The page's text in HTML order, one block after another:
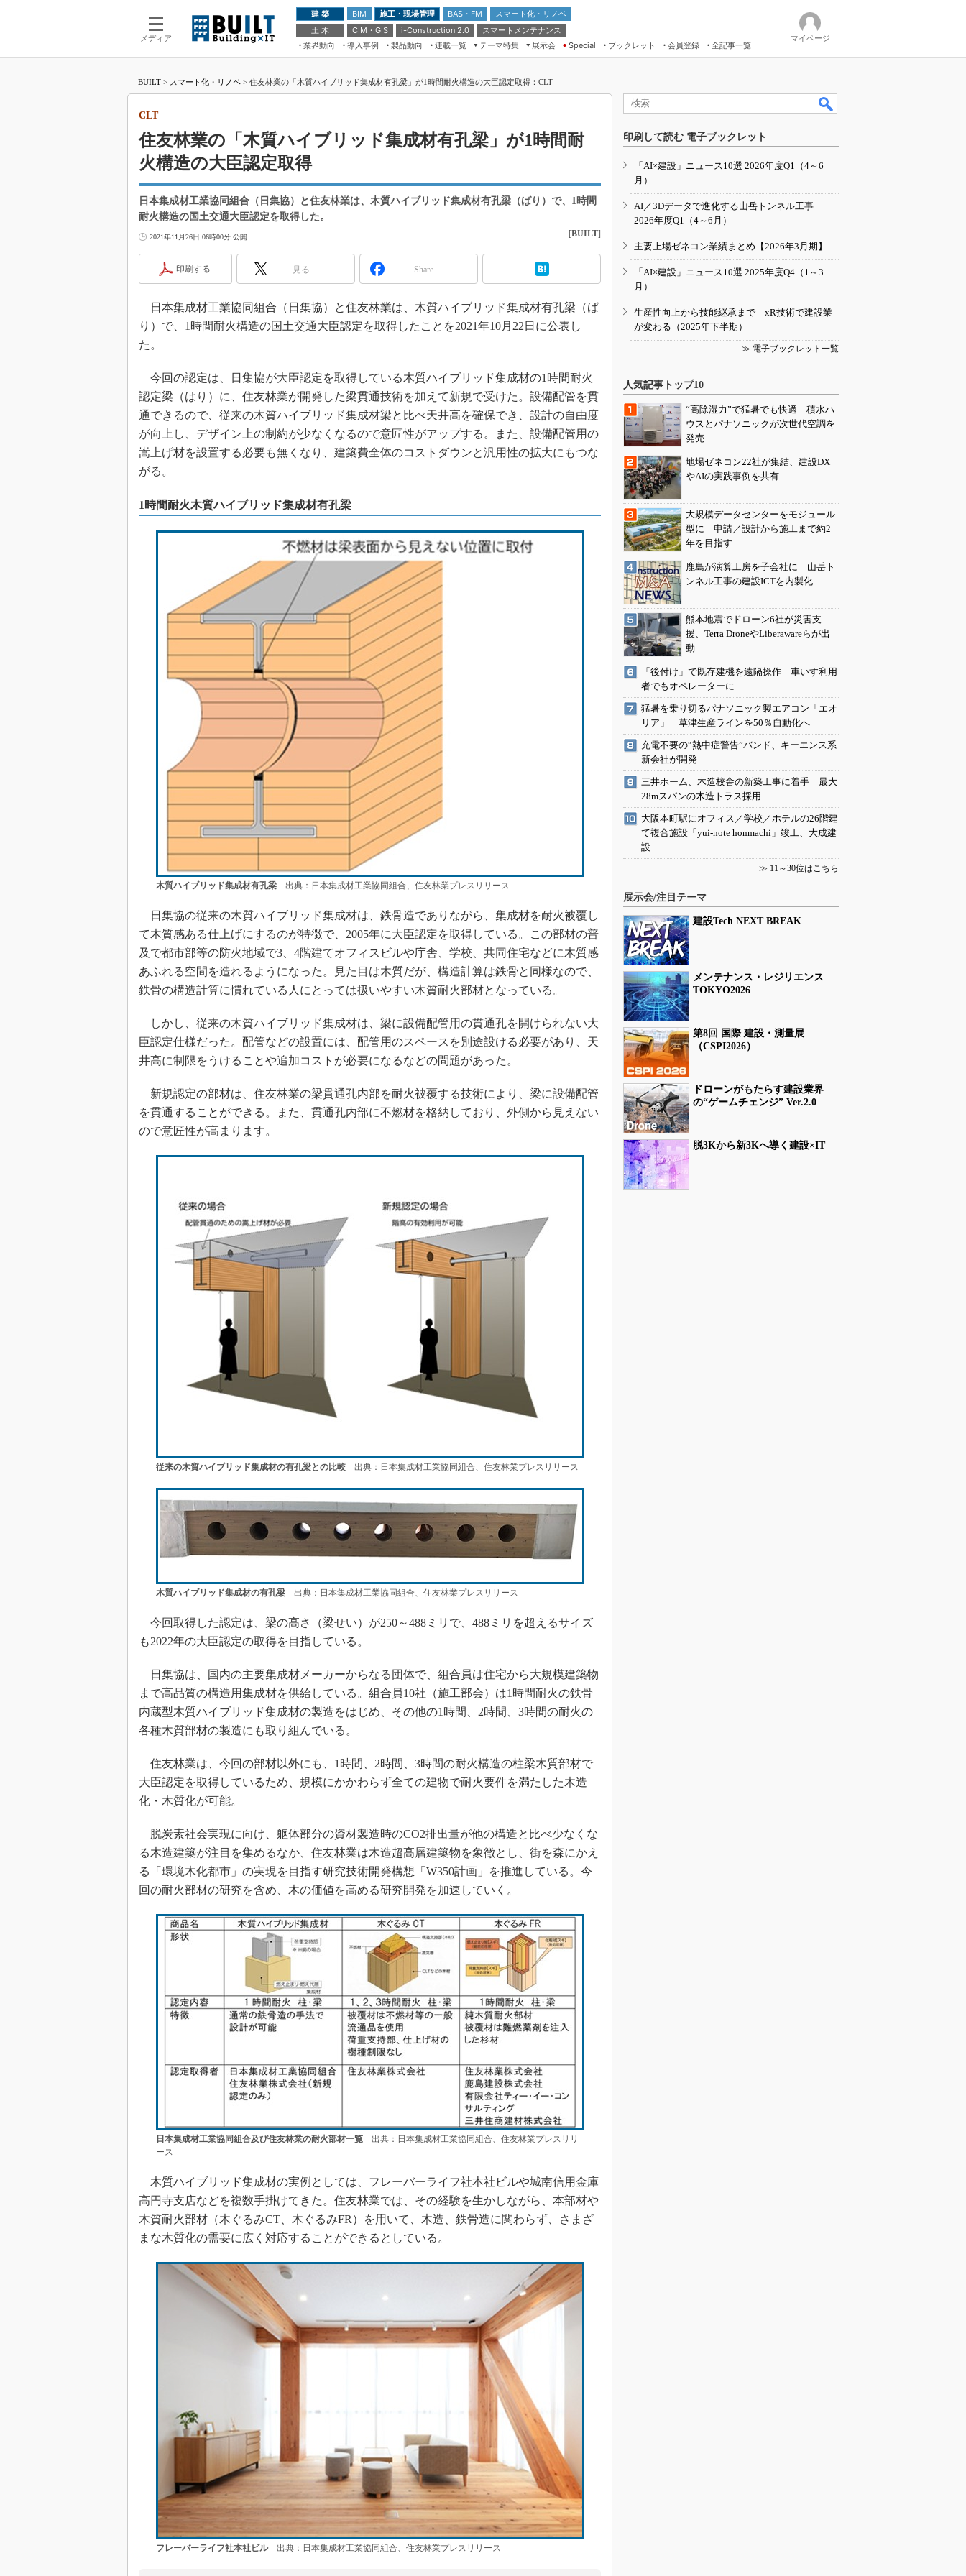
メディア
建 築 BIM 施工・現場管理 BAS・FM
スマート化・リノベ
土 木
CIM・GIS i-Construction 2.0
スマートメンテナンス
業界動向
導入事例 製品動向 連載一覧
テーマ特集
ドローンがもたらす建設業界の“ゲー
ムチェンジ” Ver.2.0
“Society5.0”時代のスマートビル
展示会
第8回 国際 建設・測量展
築・土木・不動産の先端技術展－
メンテナンス・レジリエンスOSAKA
2020
IGAS2018
Special ブックレット 会員登録 全記事一覧
マイページ
BUILT > スマート化・リノベ > 住友林業の「木質ハイブリッド集成材有孔梁」が1時間耐火構造の大臣認定取得：CLT
住友林業の「木質ハイブリッド集成材有孔梁」が1時間耐
火構造の大臣認定取得
CLT
日本集成材工業協同組合（日集協）と住友林業は、木質ハイブリッド集成材有孔梁（ばり）で、1時間
耐火構造の国土交通大臣認定を取得した。
2021年11月26日 06時00分 公開 [BUILT]
印刷する 見る Share
日本集成材工業協同組合（日集協）と住友林業は、木質ハイブリッド集成材有孔梁（ば
り）で、1時間耐火構造の国土交通大臣認定を取得したことを2021年10月22日に公表し
た。
今回の認定は、日集協が大臣認定を取得している木質ハイブリッド集成材の1時間耐火
認定梁（はり）に、住友林業が開発した梁貫通技術を加えて新規で受けた。設備配管を貫
通できるので、従来の木質ハイブリッド集成材梁と比べ天井高を確保でき、設計の自由度
が向上し、デザイン上の制約が少なくなるので意匠性がアップする。また、設備配管用の
嵩上げ材を設置する必要も無くなり、建築費全体のコストダウンと汎用性の拡大にもつな
がる。
1時間耐火木質ハイブリッド集成材有孔梁
木質ハイブリッド集成材有孔梁出典：日本集成材工業協同組合、住友林業プレスリリース
日集協の従来の木質ハイブリッド集成材は、鉄骨造でありながら、集成材を耐火被覆し
て木質感ある仕上げにするのが特徴で、2005年に大臣認定を取得している。この部材の普
及で都市部等の防火地域で3、4階建てオフィスビルや庁舎、学校、共同住宅などに木質感
あふれる空間を造れるようになった。見た目は木質だが、構造計算は鉄骨と同様なので、
鉄骨の構造計算に慣れている人にとっては扱いやすい木質耐火部材となっている。
しかし、従来の木質ハイブリッド集成材は、梁に設備配管用の貫通孔を開けられない大
臣認定仕様だった。配管などの設置には、配管用のスペースを別途設ける必要があり、天
井高に制限をうけることや追加コストが必要になるなどの問題があった。
新規認定の部材は、住友林業の梁貫通孔内部を耐火被覆する技術により、梁に設備配管
を貫通することができる。また、貫通孔内部に不燃材を格納しており、外側から見えない
ので意匠性が高まります。
従来の木質ハイブリッド集成材の有孔梁との比較出典：日本集成材工業協同組合、住友林業プレスリリース
木質ハイブリッド集成材の有孔梁出典：日本集成材工業協同組合、住友林業プレスリリース
今回取得した認定は、梁の高さ（梁せい）が250～488ミリで、488ミリを超えるサイズ
も2022年の大臣認定の取得を目指している。
日集協は、国内の主要集成材メーカーからなる団体で、組合員は住宅から大規模建築物
まで高品質の構造用集成材を供給している。組合員10社（施工部会）は1時間耐火の鉄骨
内蔵型木質ハイブリッド集成材の製造をはじめ、その他の1時間、2時間、3時間の耐火の
各種木質部材の製造にも取り組んでいる。
住友林業は、今回の部材以外にも、1時間、2時間、3時間の耐火構造の柱梁木質部材で
大臣認定を取得しているため、規模にかかわらず全ての建物で耐火要件を満たした木造
化・木質化が可能。
脱炭素社会実現に向け、躯体部分の資材製造時のCO2排出量が他の構造と比べ少なくな
る木造建築が注目を集めるなか、住友林業は木造超高層建築物を象徴とし、街を森にかえ
る「環境木化都市」の実現を目指す研究技術開発構想「W350計画」を推進している。今
回の耐火部材の研究を含め、木の価値を高める研究開発を加速していく。
日本集成材工業協同組合及び住友林業の耐火部材一覧出典：日本集成材工業協同組合、住友林業プレスリリ
ース
木質ハイブリッド集成材の実例としては、フレーバーライフ社本社ビルや城南信用金庫
高円寺支店などを複数手掛けてきた。住友林業では、その経験を生かしながら、本部材や
木質耐火部材（木ぐるみCT、木ぐるみFR）を用いて、木造、鉄骨造に関わらず、さまざ
まな木質化の需要に広く対応することができるとしている。
フレーバーライフ社本社ビル出典：日本集成材工業協同組合、住友林業プレスリリース
印刷して読む 電子ブックレット
「AI×建設」ニュース10選 2026年度Q1（4～6
月）
AI／3Dデータで進化する山岳トンネル工事
2026年度Q1（4～6月）
主要上場ゼネコン業績まとめ【2026年3月期】
「AI×建設」ニュース10選 2025年度Q4（1～3
月）
生産性向上から技能継承まで xR技術で建設業
が変わる（2025年下半期）
≫ 電子ブックレット一覧
人気記事トップ10
“高除湿力”で猛暑でも快適 積水ハ
ウスとパナソニックが次世代空調を
発売
地場ゼネコン22社が集結、建設DX
やAIの実践事例を共有
大規模データセンターをモジュール
型に 申請／設計から施工まで約2
年を目指す
鹿島が演算工房を子会社に 山岳ト
ンネル工事の建設ICTを内製化
熊本地震でドローン6社が災害支
援、Terra DroneやLiberawareらが出
動
「後付け」で既存建機を遠隔操作 車いす利用
者でもオペレーターに
猛暑を乗り切るパナソニック製エアコン「エオ
リア」 草津生産ラインを50％自動化へ
充電不要の“熱中症警告”バンド、キーエンス系
新会社が開発
三井ホーム、木造校舎の新築工事に着手 最大
28mスパンの木造トラス採用
大阪本町駅にオフィス／学校／ホテルの26階建
て複合施設「yui-note honmachi」竣工、大成建
設
≫ 11～30位はこちら
展示会/注目テーマ
建設Tech NEXT BREAK
メンテナンス・レジリエンス
TOKYO2026
第8回 国際 建設・測量展
（CSPI2026）
ドローンがもたらす建設業界
の“ゲームチェンジ” Ver.2.0
脱3Kから新3Kへ導く建設×IT